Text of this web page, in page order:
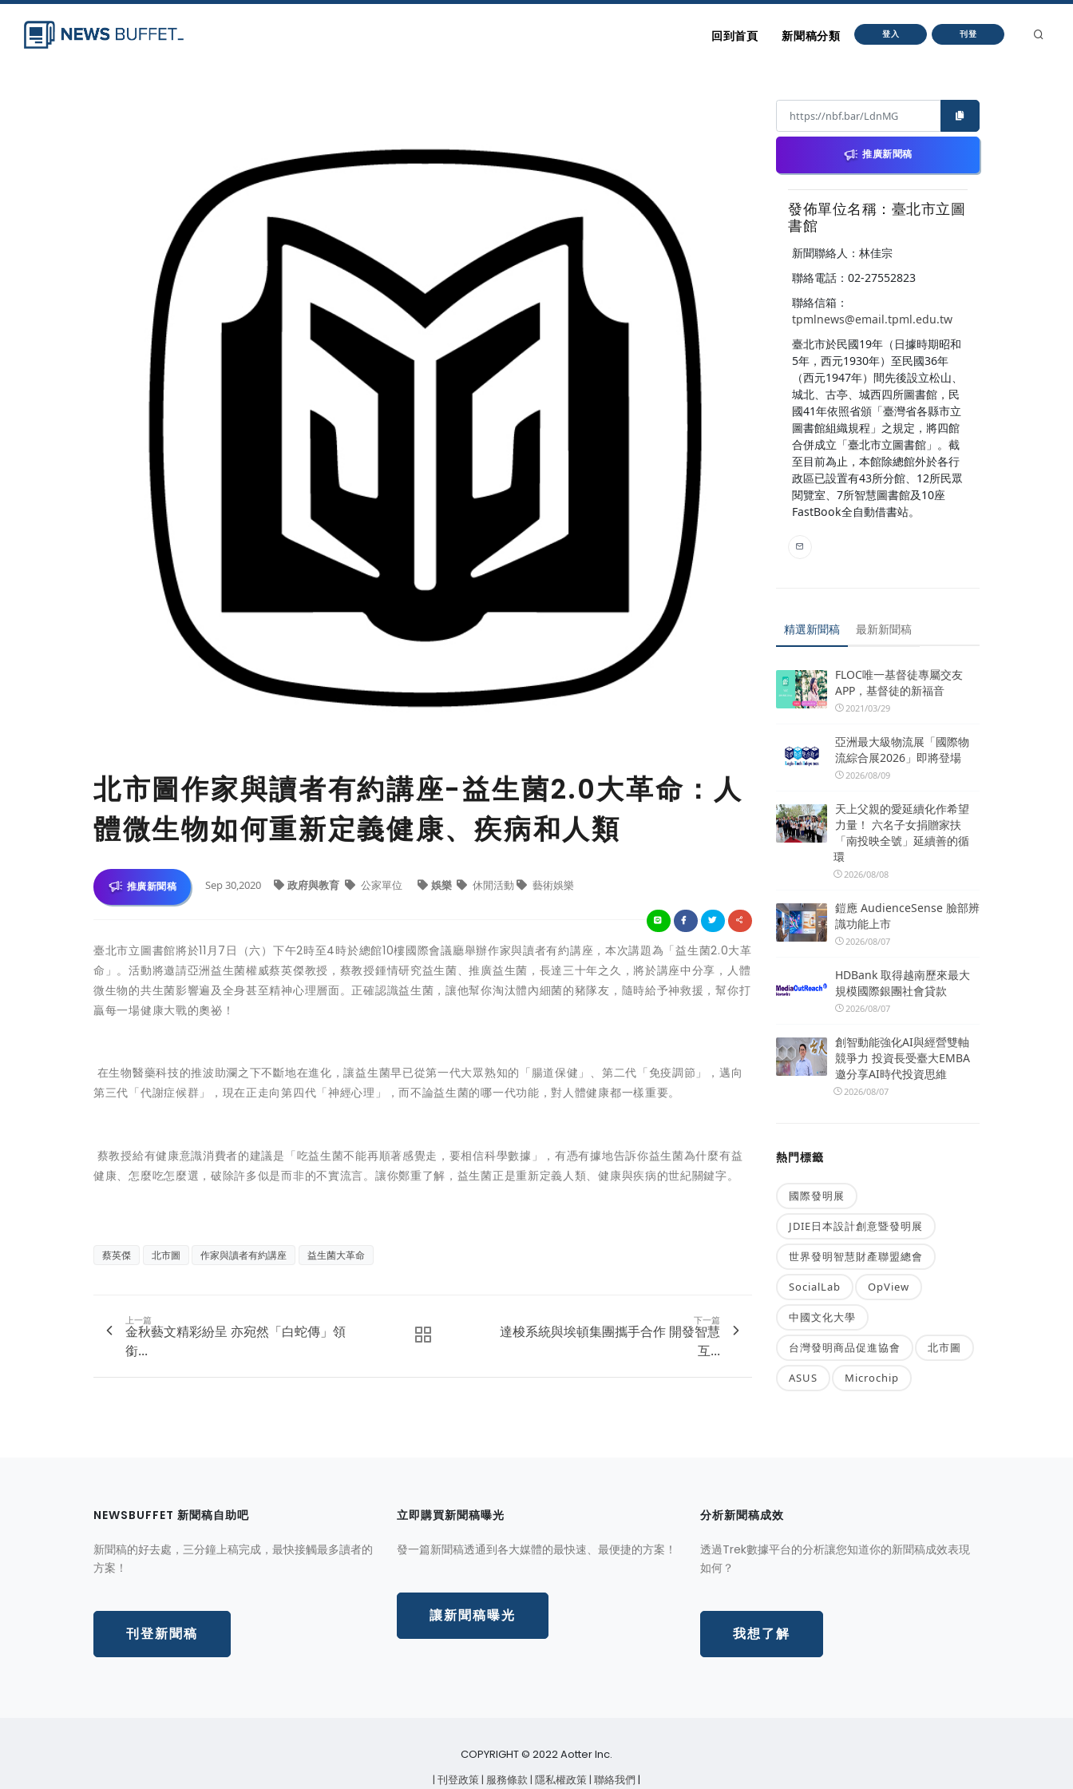
回到首頁 新聞稿分類 登入 刊登
北市圖作家與讀者有約講座-益生菌2.0大革命：人
體微生物如何重新定義健康、疾病和人類
推廣新聞稿 Sep 30,2020 政府與教育 公家單位 娛樂 休閒活動 藝術娛樂
臺北市立圖書館將於11月7日（六）下午2時至4時於總館10樓國際會議廳舉辦作家與讀者有約講座，本次講題為「益生菌2.0大革
命」。活動將邀請亞洲益生菌權威蔡英傑教授，蔡教授鍾情研究益生菌、推廣益生菌，長達三十年之久，將於講座中分享，人體
微生物的共生菌影響遍及全身甚至精神心理層面。正確認識益生菌，讓他幫你淘汰體內細菌的豬隊友，隨時給予神救援，幫你打
贏每一場健康大戰的奧祕！
在生物醫藥科技的推波助瀾之下不斷地在進化，讓益生菌早已從第一代大眾熟知的「腸道保健」、第二代「免疫調節」，邁向
第三代「代謝症候群」，現在正走向第四代「神經心理」，而不論益生菌的哪一代功能，對人體健康都一樣重要。
蔡教授給有健康意識消費者的建議是「吃益生菌不能再順著感覺走，要相信科學數據」，有憑有據地告訴你益生菌為什麼有益
健康、怎麼吃怎麼選，破除許多似是而非的不實流言。讓你鄭重了解，益生菌正是重新定義人類、健康與疾病的世紀關鍵字。
蔡英傑 北市圖 作家與讀者有約講座 益生菌大革命
上一篇
金秋藝文精彩紛呈 亦宛然「白蛇傳」領
銜...
下一篇
達梭系統與埃頓集團攜手合作 開發智慧
互...
推廣新聞稿
發佈單位名稱：臺北市立圖
書館
新聞聯絡人：林佳宗
聯絡電話：02-27552823
聯絡信箱：
tpmlnews@email.tpml.edu.tw
臺北市於民國19年（日據時期昭和
5年，西元1930年）至民國36年
（西元1947年）間先後設立松山、
城北、古亭、城西四所圖書館，民
國41年依照省頒「臺灣省各縣市立
圖書館組織規程」之規定，將四館
合併成立「臺北市立圖書館」。截
至目前為止，本館除總館外於各行
政區已設置有43所分館、12所民眾
閱覽室、7所智慧圖書館及10座
FastBook全自動借書站。
精選新聞稿 最新新聞稿
FLOC唯一基督徒專屬交友
APP，基督徒的新福音
2021/03/29
亞洲最大級物流展「國際物
流綜合展2026」即將登場
2026/08/09
天上父親的愛延續化作希望
力量！ 六名子女捐贈家扶
「南投映全號」延續善的循
環
2026/08/08
鎧應 AudienceSense 臉部辨
識功能上市
2026/08/07
HDBank 取得越南歷來最大
規模國際銀團社會貸款
2026/08/07
創智動能強化AI與經營雙軸
競爭力 投資長受臺大EMBA
邀分享AI時代投資思維
2026/08/07
熱門標籤
國際發明展
JDIE日本設計創意暨發明展
世界發明智慧財產聯盟總會
SocialLab OpView
中國文化大學
台灣發明商品促進協會 北市圖
ASUS Microchip
NEWSBUFFET 新聞稿自助吧
新聞稿的好去處，三分鐘上稿完成，最快接觸最多讀者的
方案！
刊登新聞稿
立即購買新聞稿曝光
發一篇新聞稿透通到各大媒體的最快速、最便捷的方案！
讓新聞稿曝光
分析新聞稿成效
透過Trek數據平台的分析讓您知道你的新聞稿成效表現
如何？
我想了解
COPYRIGHT © 2022 Aotter Inc.
| 刊登政策 | 服務條款 | 隱私權政策 | 聯絡我們 |